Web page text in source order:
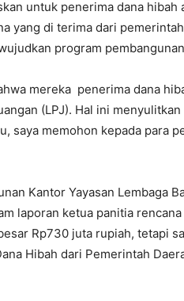
untuk penerima dana hibah
yang di terima dari
program
mereka penerima dana
(LPJ). Hal ini
saya memohon kepada para
Kantor Yayasan Lembaga
laporan ketua panitia
Rp730 juta rupiah, tetapi
Hibah dari Pemerintah